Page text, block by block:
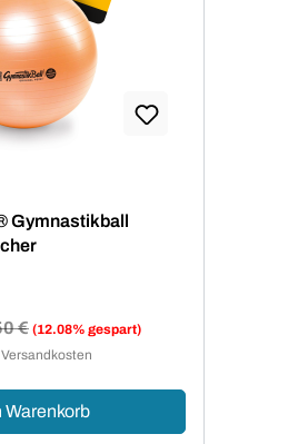
Gymnastikball
Preis:
€ (12.08% gespart)
Warenkorb